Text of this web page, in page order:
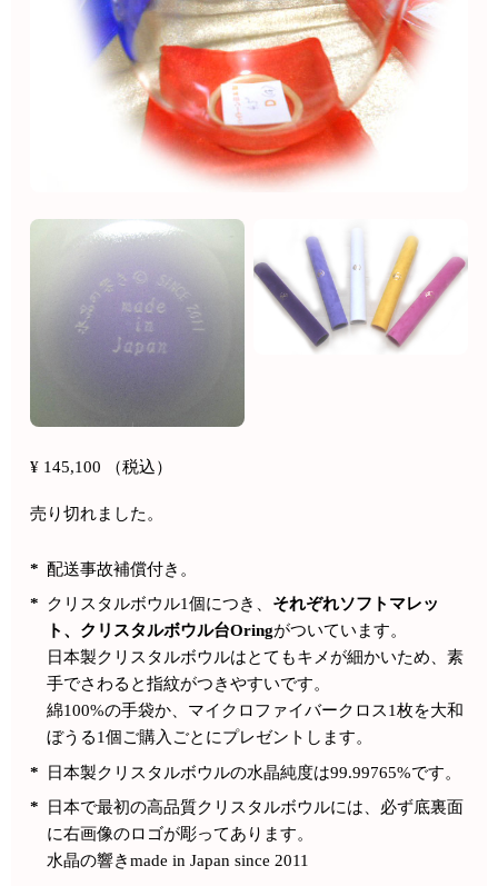
¥ 145,100 （税込）
売り切れました。
* 配送事故補償付き。
* クリスタルボウル1個につき、 それぞれソフトマレッ
ト、クリスタルボウル台Oringがついています。
日本製クリスタルボウルはとてもキメが細かいため、素
手でさわると指紋がつきやすいです。
綿100%の手袋か、マイクロファイバークロス1枚を大和
ぼうる1個ご購入ごとにプレゼントします。
*
日本製クリスタルボウルの水晶純度は99.99765%です。
*
日本で最初の高品質クリスタルボウルには、必ず底裏面
に右画像のロゴが彫ってあります。
水晶の響きmade in Japan since 2011